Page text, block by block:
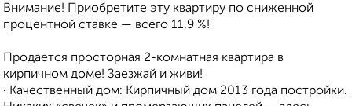
Внимание! Приобретите эту квартиру по сниженной
процентной ставке — всего 11,9 %!
Продается просторная 2-комнатная квартира в
кирпичном доме! Заезжай и живи!
· Качественный дом: Кирпичный дом 2013 года постройки.